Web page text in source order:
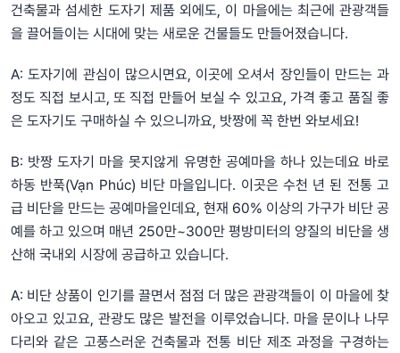
건축물과 섬세한 도자기 제품 외에도, 이 마을에는 최근에 관광객들
을 끌어들이는 시대에 맞는 새로운 건물들도 만들어졌습니다.
A: 도자기에 관심이 많으시면요, 이곳에 오셔서 장인들이 만드는 과
정도 직접 보시고, 또 직접 만들어 보실 수 있고요, 가격 좋고 품질 좋
은 도자기도 구매하실 수 있으니까요, 밧짱에 꼭 한번 와보세요!
B: 밧짱 도자기 마을 못지않게 유명한 공예마을 하나 있는데요 바로
하동 반푹(Vạn Phúc) 비단 마을입니다. 이곳은 수천 년 된 전통 고
급 비단을 만드는 공예마을인데요, 현재 60% 이상의 가구가 비단 공
예를 하고 있으며 매년 250만~300만 평방미터의 양질의 비단을 생
산해 국내외 시장에 공급하고 있습니다.
A: 비단 상품이 인기를 끌면서 점점 더 많은 관광객들이 이 마을에 찾
아오고 있고요, 관광도 많은 발전을 이루었습니다. 마을 문이나 나무
다리와 같은 고풍스러운 건축물과 전통 비단 제조 과정을 구경하는